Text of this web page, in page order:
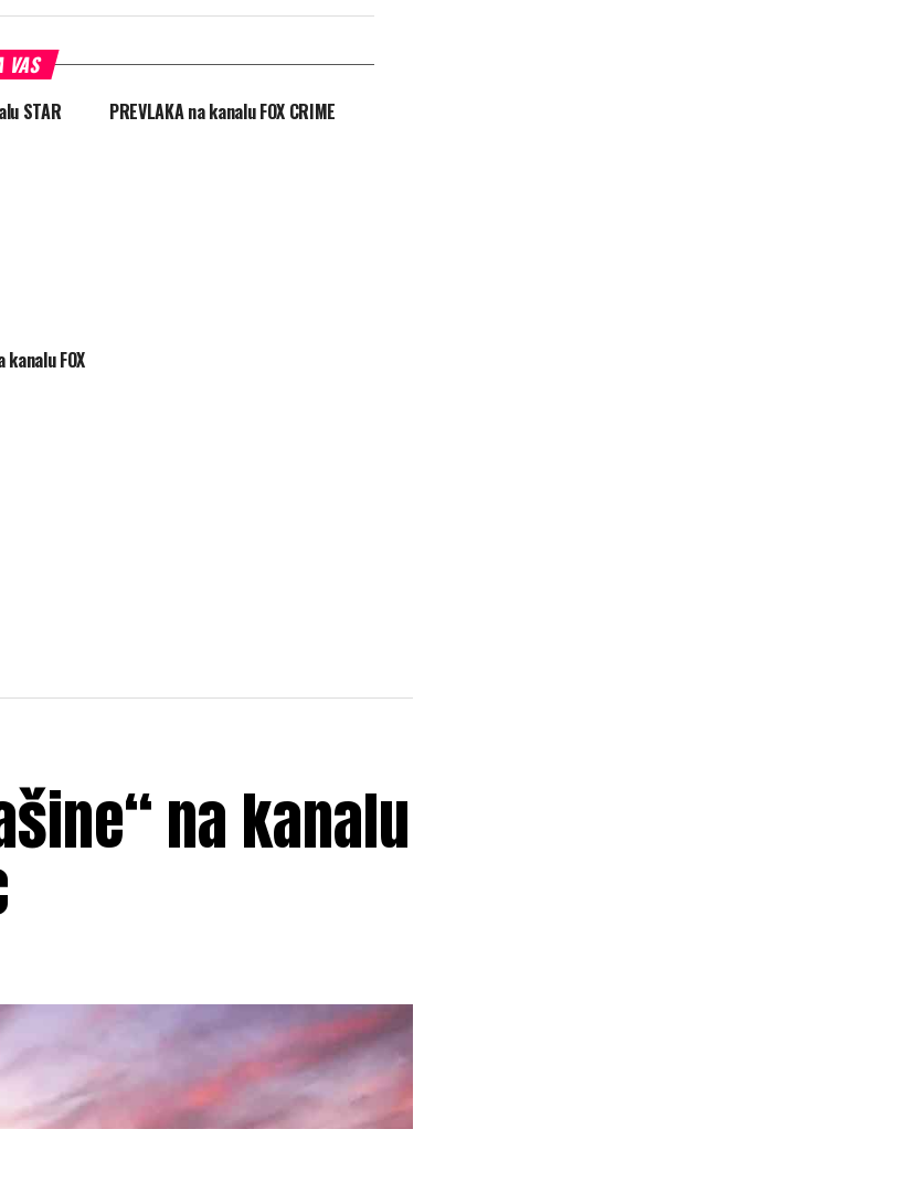
VAS
STAR PREVLAKA na kanalu FOX CRIME
kanalu FOX
na kanalu